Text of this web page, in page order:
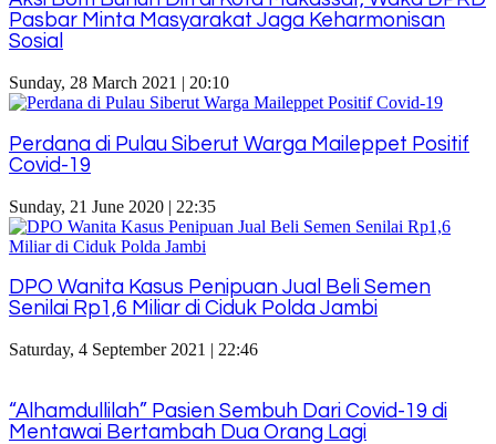
Pasbar Minta Masyarakat Jaga Keharmonisan
Sosial
Sunday, 28 March 2021 | 20:10
Perdana di Pulau Siberut Warga Maileppet Positif
Covid-19
Sunday, 21 June 2020 | 22:35
DPO Wanita Kasus Penipuan Jual Beli Semen
Senilai Rp1,6 Miliar di Ciduk Polda Jambi
Saturday, 4 September 2021 | 22:46
“Alhamdullilah” Pasien Sembuh Dari Covid-19 di
Mentawai Bertambah Dua Orang Lagi